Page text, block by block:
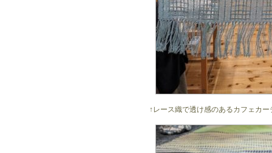
↑レース織で透け感のあるカフェカ